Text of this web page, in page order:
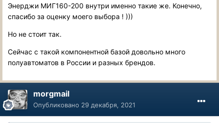
Энерджи МИГ160-200 внутри именно такие же. Конечно,
спасибо за оценку моего выбора ! )))
Но не стоит так.
Сейчас с такой компонентной базой довольно много
полуавтоматов в России и разных брендов.
morgmail
Опубликовано 29 декабря, 2021